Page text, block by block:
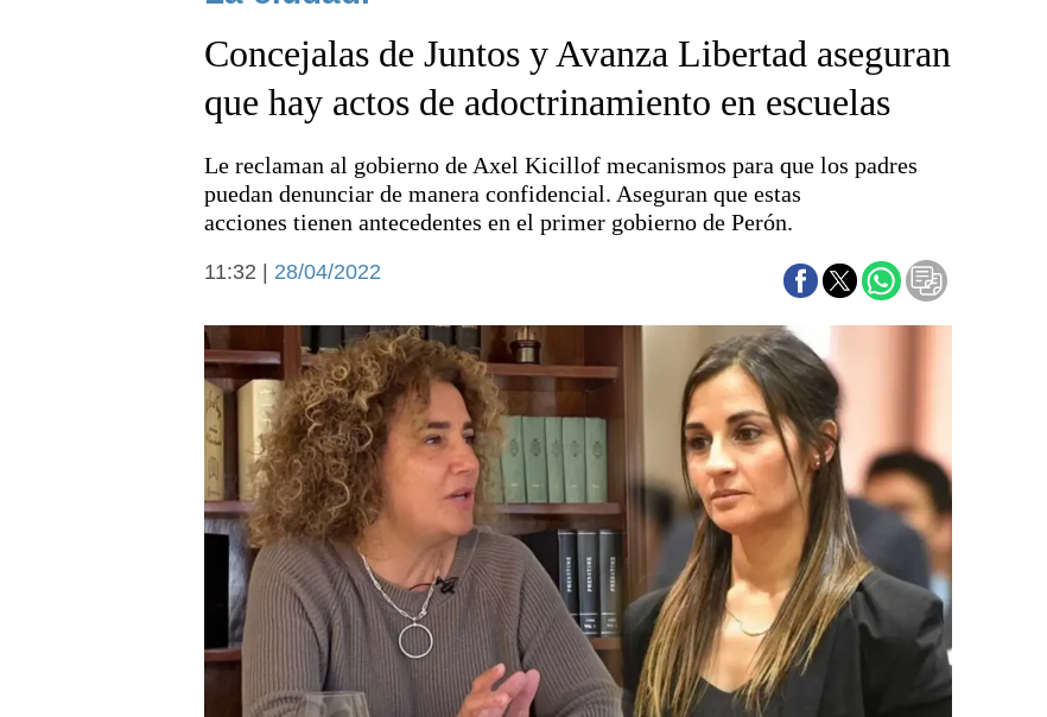
El país
Seguridad
Deportes
Escenario Olímpico
Liga del Sur
Arte y cultura
Aplausos
Cines
Economía y campo
Economía y finanzas
Con el campo
Espacio empresas
Sociedad y tiempo libre
Sociedad
Tecnología
Turismo
Salud
Es viral
El tiempo
Cartón Lleno
Concejalas de Juntos y Avanza Libertad aseguran
que hay actos de adoctrinamiento en escuelas
Le reclaman al gobierno de Axel Kicillof mecanismos para que los padres
puedan denunciar de manera confidencial. Aseguran que estas
acciones tienen antecedentes en el primer gobierno de Perón.
11:32 | 28/04/2022